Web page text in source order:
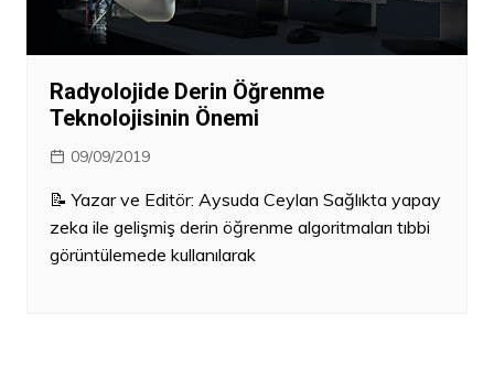
Radyolojide Derin Öğrenme
Teknolojisinin Önemi
09/09/2019
📝 Yazar ve Editör: Aysuda Ceylan Sağlıkta yapay
zeka ile gelişmiş derin öğrenme algoritmaları tıbbi
görüntülemede kullanılarak